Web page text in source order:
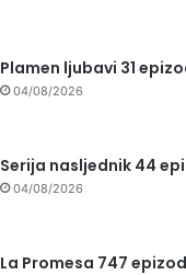
Plamen ljubavi 31
04/08/2026
Serija nasljednik 44
04/08/2026
La Promesa 747